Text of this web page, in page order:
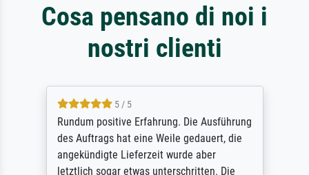
Cosa pensano di noi i
nostri clienti
5 / 5
Rundum positive Erfahrung. Die Ausführung
des Auftrags hat eine Weile gedauert, die
angekündigte Lieferzeit wurde aber
letztlich sogar etwas unterschritten. Die